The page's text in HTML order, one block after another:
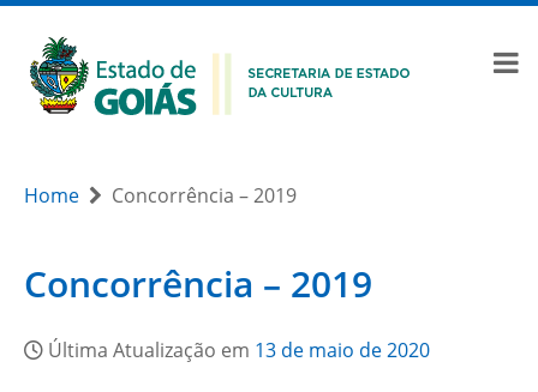
Home Concorrência – 2019
Concorrência – 2019
Última Atualização em 13 de maio de 2020